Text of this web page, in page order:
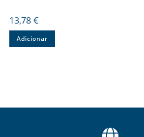
13,78 €
Adicionar